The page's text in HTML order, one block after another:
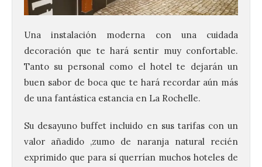
Una instalación moderna con una cuidada
decoración que te hará sentir muy confortable.
Tanto su personal como el hotel te dejarán un
buen sabor de boca que te hará recordar aún más
de una fantástica estancia en La Rochelle.
Su desayuno buffet incluido en sus tarifas con un
valor añadido ,zumo de naranja natural recién
exprimido que para sí querrían muchos hoteles de